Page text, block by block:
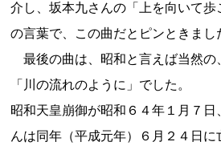
介し、坂本九さんの「上を向いて歩
の言葉で、この曲だとピンときまし
最後の曲は、昭和と言えば当然の
「川の流れのように」でした。
昭和天皇崩御が昭和６４年１月７日
んは同年（平成元年）６月２４日に